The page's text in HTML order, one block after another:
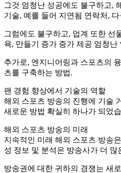
그것 엄청난 성공에도 불구하고,
기술, 예를 들어 지연됨 연락처,
그럼에도 불구하고, 업계 또한 선
욕, 만들기 증가 증가 제공 엄청
추가로, 엔지니어링과 스포츠의
츠를 구축하는 방법.
팬 경험 향상에서 기술의 역할
해외 스포츠 방송의 진행에 기술
새로운 방법 확실히 하나가 되었
해외 스포츠 방송의 미래
지속적인 미래 해외 스포츠 방송
성 정보 및 분석은 방송사가 더
방송권에 대한 귀하의 경쟁는 새